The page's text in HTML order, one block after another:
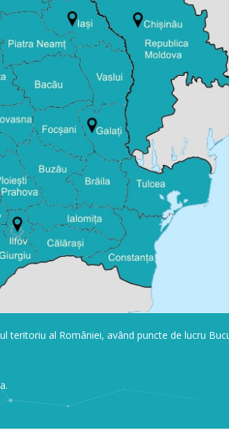
teritoriu al României, având puncte de lucru